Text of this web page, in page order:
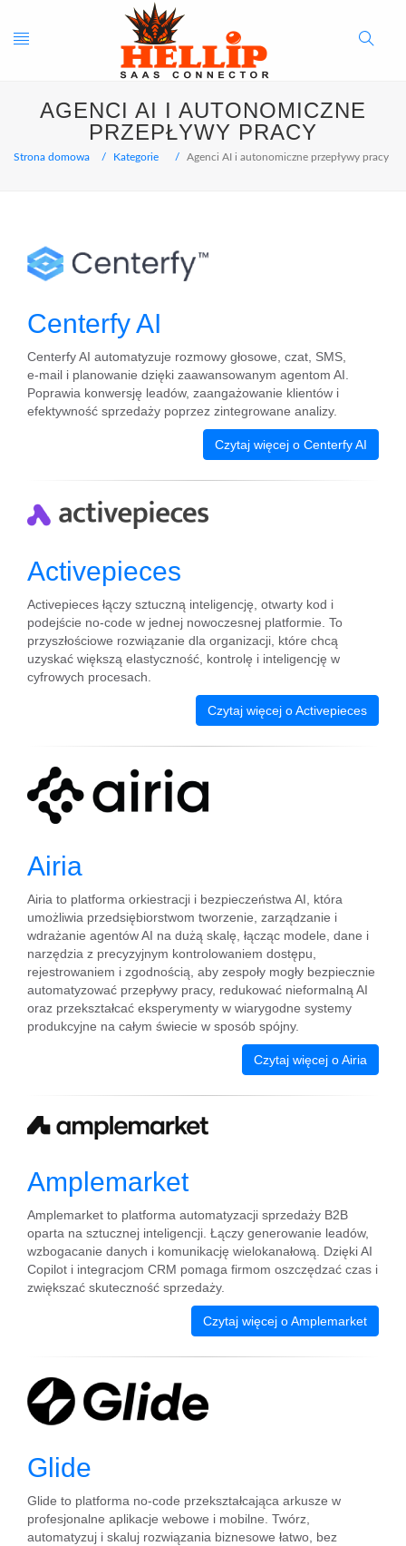
Toggle
navigation
Search
Button
AGENCI AI I AUTONOMICZNE
PRZEPŁYWY PRACY
Strona domowa Kategorie Agenci AI i autonomiczne przepływy pracy
Centerfy AI
Centerfy AI automatyzuje rozmowy głosowe, czat, SMS,
e‑mail i planowanie dzięki zaawansowanym agentom AI.
Poprawia konwersję leadów, zaangażowanie klientów i
efektywność sprzedaży poprzez zintegrowane analizy.
Czytaj więcej o Centerfy AI
Activepieces
Activepieces łączy sztuczną inteligencję, otwarty kod i
podejście no-code w jednej nowoczesnej platformie. To
przyszłościowe rozwiązanie dla organizacji, które chcą
uzyskać większą elastyczność, kontrolę i inteligencję w
cyfrowych procesach.
Czytaj więcej o Activepieces
Airia
Airia to platforma orkiestracji i bezpieczeństwa AI, która
umożliwia przedsiębiorstwom tworzenie, zarządzanie i
wdrażanie agentów AI na dużą skalę, łącząc modele, dane i
narzędzia z precyzyjnym kontrolowaniem dostępu,
rejestrowaniem i zgodnością, aby zespoły mogły bezpiecznie
automatyzować przepływy pracy, redukować nieformalną AI
oraz przekształcać eksperymenty w wiarygodne systemy
produkcyjne na całym świecie w sposób spójny.
Czytaj więcej o Airia
Amplemarket
Amplemarket to platforma automatyzacji sprzedaży B2B
oparta na sztucznej inteligencji. Łączy generowanie leadów,
wzbogacanie danych i komunikację wielokanałową. Dzięki AI
Copilot i integracjom CRM pomaga firmom oszczędzać czas i
zwiększać skuteczność sprzedaży.
Czytaj więcej o Amplemarket
Glide
Glide to platforma no‑code przekształcająca arkusze w
profesjonalne aplikacje webowe i mobilne. Twórz,
automatyzuj i skaluj rozwiązania biznesowe łatwo, bez